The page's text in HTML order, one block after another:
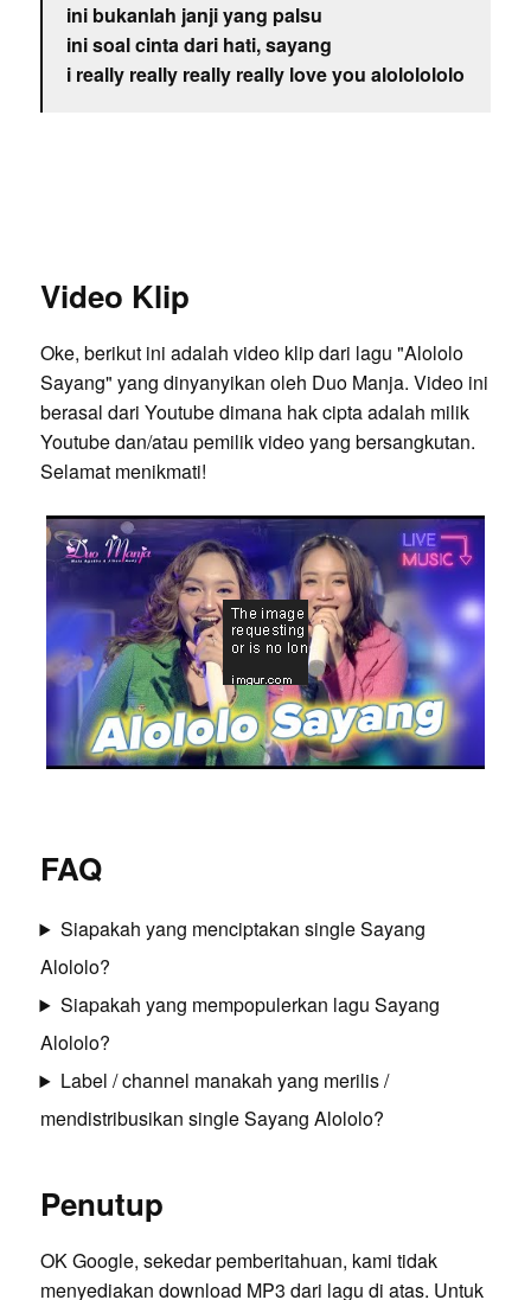
ini bukanlah janji yang palsu
ini soal cinta dari hati, sayang
i really really really really love you alololololo
Video Klip
Oke, berikut ini adalah video klip dari lagu "Alololo
Sayang" yang dinyanyikan oleh Duo Manja. Video ini
berasal dari Youtube dimana hak cipta adalah milik
Youtube dan/atau pemilik video yang bersangkutan.
Selamat menikmati!
FAQ
Siapakah yang menciptakan single Sayang
Alololo?
Siapakah yang mempopulerkan lagu Sayang
Alololo?
Label / channel manakah yang merilis /
mendistribusikan single Sayang Alololo?
Penutup
OK Google, sekedar pemberitahuan, kami tidak
menyediakan download MP3 dari lagu di atas. Untuk